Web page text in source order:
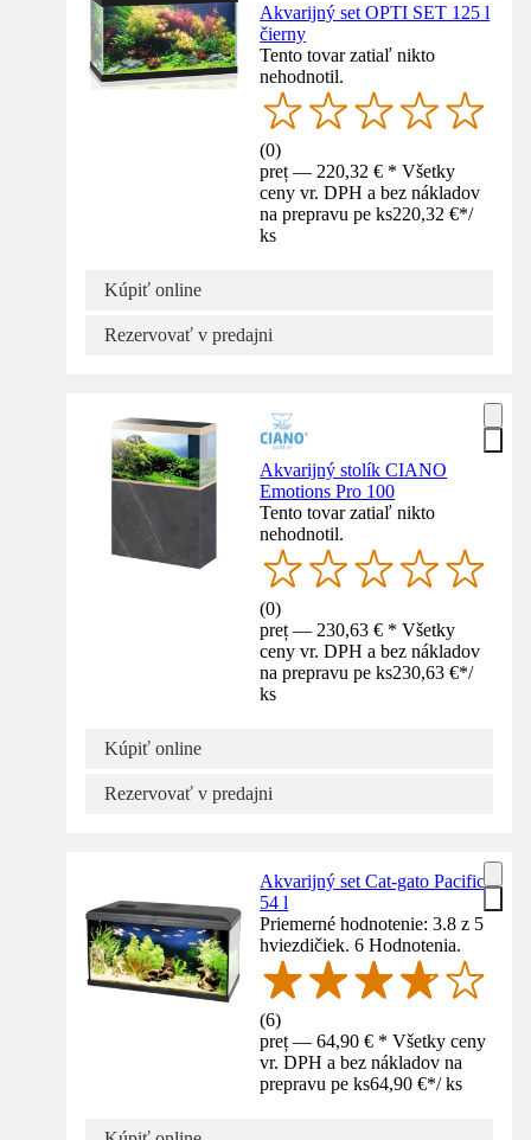
Akvarijný set OPTI SET 125 l
čierny
Tento tovar zatiaľ nikto
nehodnotil.
(0)
preț — 220,32 € * Všetky
ceny vr. DPH a bez nákladov
na prepravu pe ks220,32 €*/
ks
Kúpiť online
Rezervovať v predajni
Akvarijný stolík CIANO
Emotions Pro 100
Tento tovar zatiaľ nikto
nehodnotil.
(0)
preț — 230,63 € * Všetky
ceny vr. DPH a bez nákladov
na prepravu pe ks230,63 €*/
ks
Kúpiť online
Rezervovať v predajni
Akvarijný set Cat-gato Pacific
54 l
Priemerné hodnotenie: 3.8 z 5
hviezdičiek. 6 Hodnotenia.
(6)
preț — 64,90 € * Všetky ceny
vr. DPH a bez nákladov na
prepravu pe ks64,90 €*/ ks